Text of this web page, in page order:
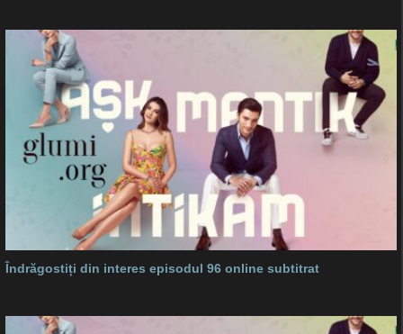
Îndrăgostiți din interes episodul 96 online subtitrat